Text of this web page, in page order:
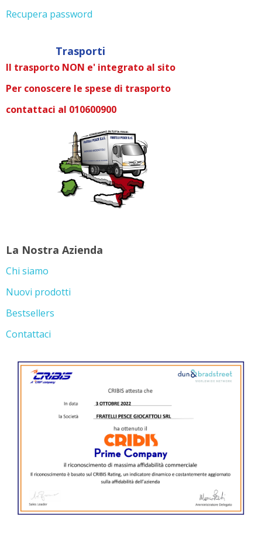
Recupera password
Trasporti
Il trasporto NON e' integrato al sito
Per conoscere le spese di trasporto
contattaci al 010600900
La Nostra Azienda
Chi siamo
Nuovi prodotti
Bestsellers
Contattaci